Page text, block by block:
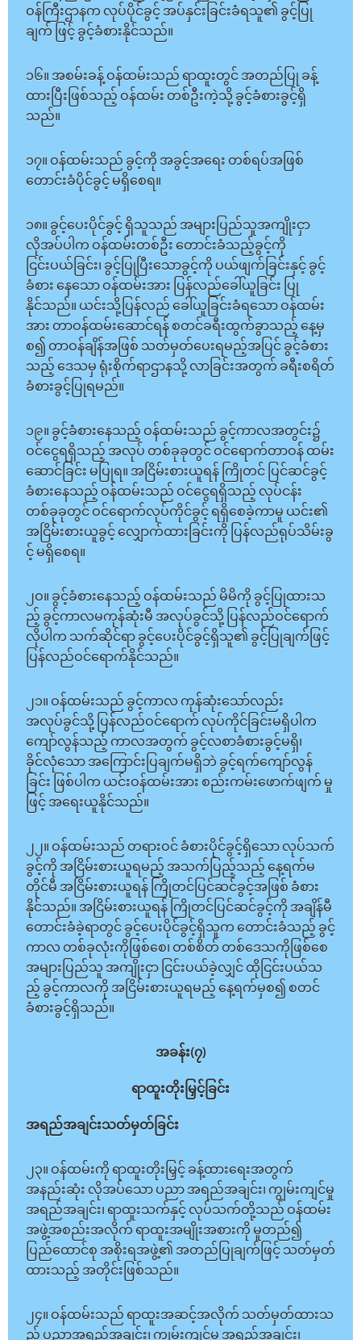
ဝန်ကြီးဌာနက လုပ်ပိုင်ခွင့် အပ်နှင်းခြင်းခံရသူ၏ ခွင့်ပြု
ချက် ဖြင့် ခွင့်ခံစားနိုင်သည်။
၁၆။ အစမ်းခန့် ဝန်ထမ်းသည် ရာထူးတွင် အတည်ပြု ခန့်
ထားပြီးဖြစ်သည့် ဝန်ထမ်း တစ်ဦးကဲ့သို့ ခွင့်ခံစားခွင့်ရှိ
သည်။
၁၇။ ဝန်ထမ်းသည် ခွင့်ကို အခွင့်အရေး တစ်ရပ်အဖြစ်
တောင်းခံပိုင်ခွင့် မရှိစေရ။
၁၈။ ခွင့်ပေးပိုင်ခွင့် ရှိသူသည် အများပြည်သူအကျိုးငှာ
လိုအပ်ပါက ဝန်ထမ်းတစ်ဦး တောင်းခံသည့်ခွင့်ကို
ငြင်းပယ်ခြင်း၊ ခွင့်ပြုပြီးသောခွင့်ကို ပယ်ဖျက်ခြင်းနှင့် ခွင့်
ခံစား နေသော ဝန်ထမ်းအား ပြန်လည်ခေါ်ယူခြင်း ပြု
နိုင်သည်။ ယင်းသို့ပြန်လည် ခေါ်ယူခြင်းခံရသော ဝန်ထမ်း
အား တာဝန်ထမ်းဆောင်ရန် စတင်ခရီးထွက်ခွာသည့် နေ့မှ
စ၍ တာဝန်ချိန်အဖြစ် သတ်မှတ်ပေးရမည့်အပြင် ခွင့်ခံစား
သည့် ဒေသမှ ရုံးစိုက်ရာဌာနသို့ လာခြင်းအတွက် ခရီးစရိတ်
ခံစားခွင့်ပြုရမည်။
၁၉။ ခွင့်ခံစားနေသည့် ဝန်ထမ်းသည် ခွင့်ကာလအတွင်း၌
ဝင်ငွေရရှိသည့် အလုပ် တစ်ခုခုတွင် ဝင်ရောက်တာဝန် ထမ်း
ဆောင်ခြင်း မပြုရ။ အငြိမ်းစားယူရန် ကြိုတင် ပြင်ဆင်ခွင့်
ခံစားနေသည့် ဝန်ထမ်းသည် ဝင်ငွေရရှိသည့် လုပ်ငန်း
တစ်ခုခုတွင် ဝင်ရောက်လုပ်ကိုင်ခွင့် ရရှိစေခဲ့ကာမူ ယင်း၏
အငြိမ်းစားယူခွင့် လျှောက်ထားခြင်းကို ပြန်လည်ရုပ်သိမ်းခွ
င့် မရှိစေရ။
၂ဝ။ ခွင့်ခံစားနေသည့် ဝန်ထမ်းသည် မိမိကို ခွင့်ပြုထားသ
ည့် ခွင့်ကာလမကုန်ဆုံးမီ အလုပ်ခွင်သို့ ပြန်လည်ဝင်ရောက်
လိုပါက သက်ဆိုင်ရာ ခွင့်ပေးပိုင်ခွင့်ရှိသူ၏ ခွင့်ပြုချက်ဖြင့်
ပြန်လည်ဝင်ရောက်နိုင်သည်။
၂၁။ ဝန်ထမ်းသည် ခွင့်ကာလ ကုန်ဆုံးသော်လည်း
အလုပ်ခွင်သို့ ပြန်လည်ဝင်ရောက် လုပ်ကိုင်ခြင်းမရှိပါက
ကျော်လွန်သည့် ကာလအတွက် ခွင့်လစာခံစားခွင့်မရှိ၊
ခိုင်လုံသော အကြောင်းပြချက်မရှိဘဲ ခွင့်ရက်ကျော်လွန်
ခြင်း ဖြစ်ပါက ယင်းဝန်ထမ်းအား စည်းကမ်းဖောက်ဖျက် မှု
ဖြင့် အရေးယူနိုင်သည်။
၂၂။ ဝန်ထမ်းသည် တရားဝင် ခံစားပိုင်ခွင့်ရှိသော လုပ်သက်
ခွင့်ကို အငြိမ်းစားယူရမည့် အသက်ပြည့်သည့် နေ့ရက်မ
တိုင်မီ အငြိမ်းစားယူရန် ကြိုတင်ပြင်ဆင်ခွင့်အဖြစ် ခံစား
နိုင်သည်။ အငြိမ်းစားယူရန် ကြိုတင်ပြင်ဆင်ခွင့်ကို အချိန်မီ
တောင်းခံခဲ့ရာတွင် ခွင့်ပေးပိုင်ခွင့်ရှိသူက တောင်းခံသည့် ခွင့်
ကာလ တစ်ခုလုံးကိုဖြစ်စေ၊ တစ်စိတ် တစ်ဒေသကိုဖြစ်စေ
အများပြည်သူ အကျိုးငှာ ငြင်းပယ်ခဲ့လျှင် ထိုငြင်းပယ်သ
ည့် ခွင့်ကာလကို အငြိမ်းစားယူရမည့် နေ့ရက်မှစ၍ စတင်
ခံစားခွင့်ရှိသည်။
အခန်း(၇)
ရာထူးတိုးမြှင့်ခြင်း
အရည်အချင်းသတ်မှတ်ခြင်း
၂၃။ ဝန်ထမ်းကို ရာထူးတိုးမြှင့် ခန့်ထားရေးအတွက်
အနည်းဆုံး လိုအပ်သော ပညာ အရည်အချင်း၊ ကျွမ်းကျင်မှု
အရည်အချင်း၊ ရာထူးသက်နှင့် လုပ်သက်တို့သည် ဝန်ထမ်း
အဖွဲ့အစည်းအလိုက် ရာထူးအမျိုးအစားကို မူတည်၍
ပြည်ထောင်စု အစိုးရအဖွဲ့၏ အတည်ပြုချက်ဖြင့် သတ်မှတ်
ထားသည့် အတိုင်းဖြစ်သည်။
၂၄။ ဝန်ထမ်းသည် ရာထူးအဆင့်အလိုက် သတ်မှတ်ထားသ
ည့် ပညာအရည်အချင်း၊ ကျွမ်းကျင်မှု အရည်အချင်း၊